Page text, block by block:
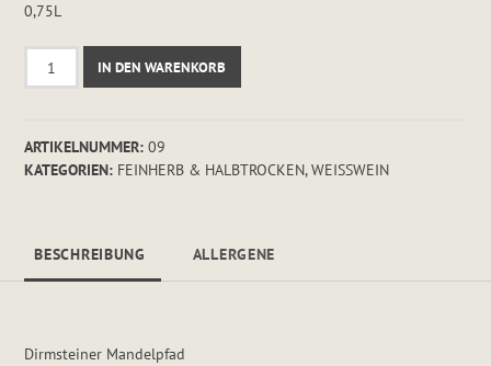
0,75L
Gelber
Muskateller
IN DEN WARENKORB
ARTIKELNUMMER: 09
KATEGORIEN: FEINHERB & HALBTROCKEN,WEISSWEIN
BESCHREIBUNG ALLERGENE
Dirmsteiner Mandelpfad